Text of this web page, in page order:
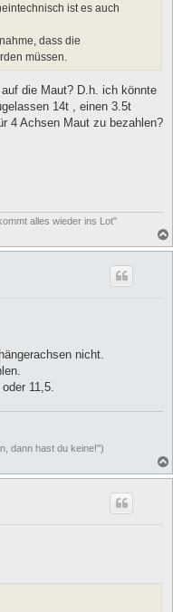
ist es auch
dass die
müssen.
die Maut? D.h. ich könnte
14t , einen 3.5t
4 Achsen Maut zu bezahlen?
alles wieder ins Lot"
nicht.
11,5.
dann hast du keine!")